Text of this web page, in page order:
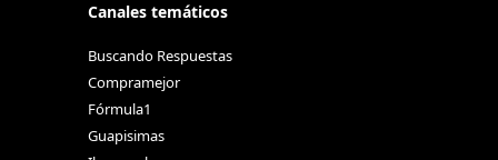
Canales temáticos
Buscando Respuestas
Compramejor
Fórmula1
Guapisimas